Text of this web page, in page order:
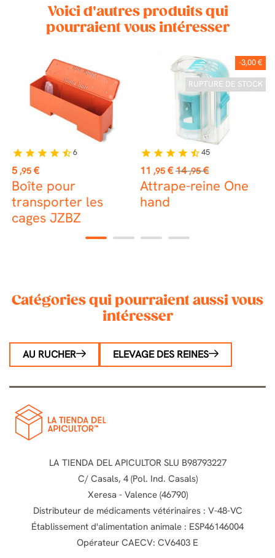
Voici d'autres produits qui
pourraient vous intéresser
Prix
5 ,95 €
Boîte pour
transporter les
cages JZBZ
star star star star star_half6
-3,00 €
RUPTURE DE STOCK
Prix
11 ,95 €Prix
de
base
14 ,95 €
Attrape-reine One
hand
star star star star star_half45
1 2 3 4
Catégories qui pourraient aussi vous
intéresser
AU RUCHER ELEVAGE DES REINES
LA TIENDA DEL APICULTOR SLU B98793227
C/ Casals, 4 (Pol. Ind. Casals)
Xeresa - Valence (46790)
Distributeur de médicaments vétérinaires : V-48-VC
Établissement d'alimentation animale : ESP46146004
Opérateur CAECV: CV6403 E